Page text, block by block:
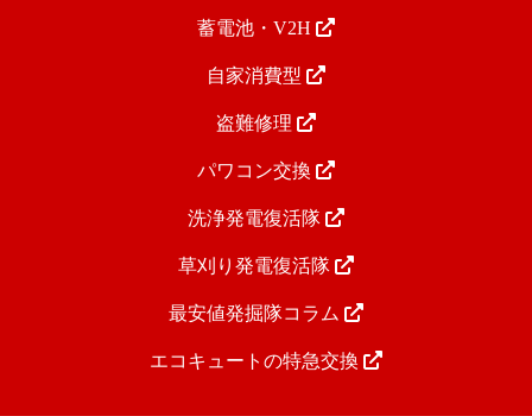
蓄電池・V2H
自家消費型
盗難修理
パワコン交換
洗浄発電復活隊
草刈り発電復活隊
最安値発掘隊コラム
エコキュートの特急交換